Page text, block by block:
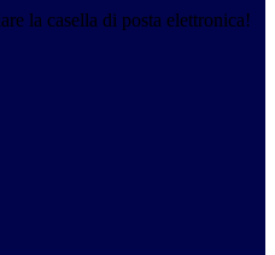
la casella di posta elettronica!